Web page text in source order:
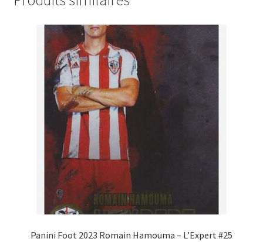
Panini Foot 2023 Romain Hamouma – L’Expert #25